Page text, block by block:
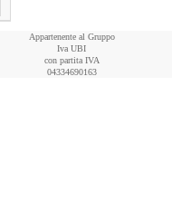
Appartenente al Gruppo
Iva UBI
con partita IVA
04334690163